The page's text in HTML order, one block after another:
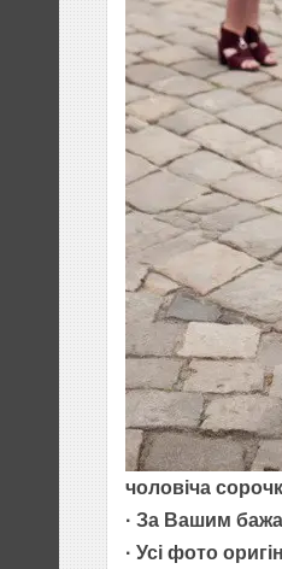
чоловіча
· За Вашим
· Усі фото